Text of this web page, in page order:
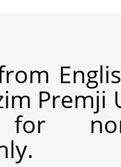
Premji
non-